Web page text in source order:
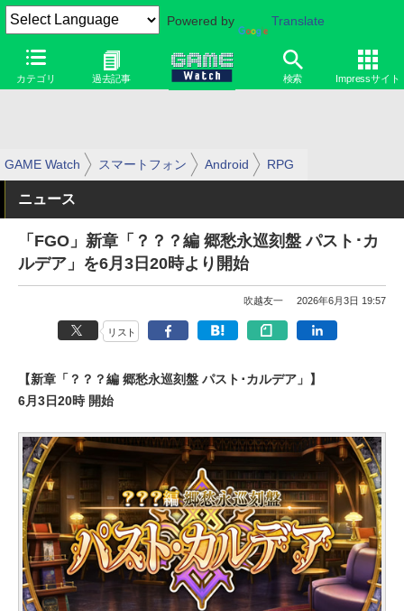
Powered by Translate
カテゴリ 過去記事 検索 Impressサイト
GAME Watch スマートフォン Android RPG
ニュース
「FGO」新章「？？？編 郷愁永巡刻盤 パスト･カ
ルデア」を6月3日20時より開始
吹越友一 2026年6月3日 19:57
リスト
【新章「？？？編 郷愁永巡刻盤 パスト･カルデア」】
6月3日20時 開始